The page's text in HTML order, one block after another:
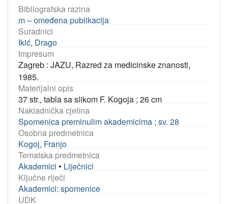
Bibliografska razina
m – omeđena publikacija
Suradnici
Ikić, Drago
Impresum
Zagreb : JAZU, Razred za medicinske znanosti,
1985.
Materijalni opis
37 str., tabla sa slikom F. Kogoja ; 26 cm
Nakladnička cjelina
Spomenica preminulim akademicima ; sv. 28
Osobna predmetnica
Kogoj, Franjo
Tematska predmetnica
Akademici • Liječnici
Ključne riječi
Akademici: spomenice
UDK